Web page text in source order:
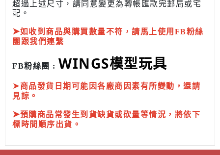
超過上述尺寸，請同意變更為轉帳匯款完郵局或宅
配 。
➤如收到商品與購買數量不符，請馬上使用FB粉絲
團跟我們連繫
FB粉絲團 : WINGS模型玩具
➤商品發貨日期可能因各廠商因素有所變動，還請
見諒。
➤預購商品常發生到貨缺貨或砍量等情況，將依下
標時間順序出貨。